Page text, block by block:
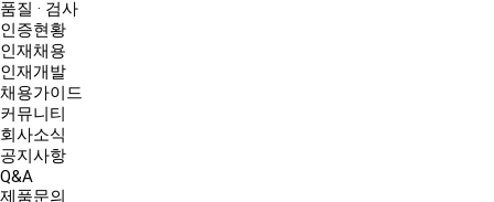
품질 · 검사
인증현황
인재채용
인재개발
채용가이드
커뮤니티
회사소식
공지사항
Q&A
제품문의